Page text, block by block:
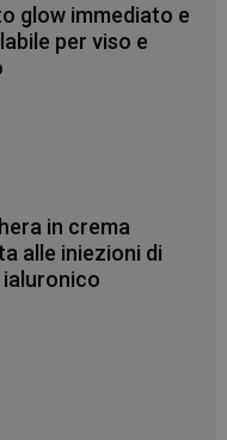
glow immediato e
per viso e
in crema
alle iniezioni di